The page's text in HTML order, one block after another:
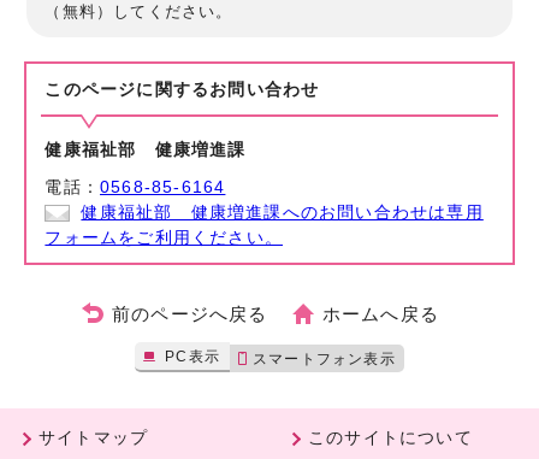
（無料）してください。
このページに関する お問い合わせ
健康福祉部 健康増進課
電話：0568-85-6164
健康福祉部 健康増進課へのお問い合わせは専用
フォームをご利用ください。
前のページへ戻る ホームへ戻る
PC表示 スマートフォン表示
サイトマップ
このサイトについて